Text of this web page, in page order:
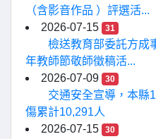
（含影音作品 ）評選活...
2026-07-15
31
檢送教育部委託方成
年教師節敬師徵稿活...
2026-07-09
30
交通安全宣導，本縣
傷累計10,291人
2026-07-15
30